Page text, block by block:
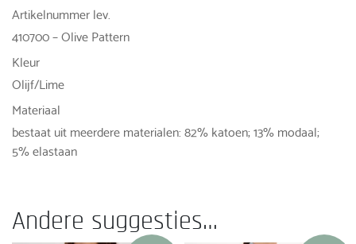
Artikelnummer lev.
410700 – Olive Pattern
Kleur
Olijf/Lime
Materiaal
bestaat uit meerdere materialen: 82% katoen; 13% modaal;
5% elastaan
Andere suggesties…